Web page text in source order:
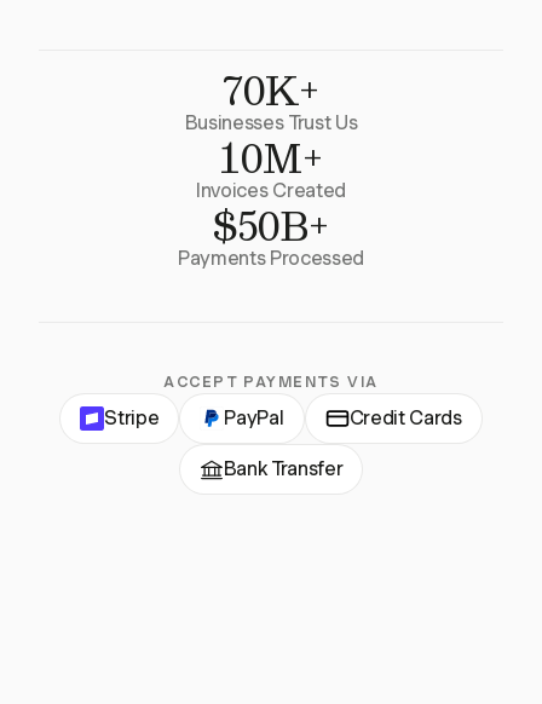
70K+
Businesses Trust Us
10M+
Invoices Created
$50B+
Payments Processed
ACCEPT PAYMENTS VIA
Stripe PayPal Credit Cards
Bank Transfer